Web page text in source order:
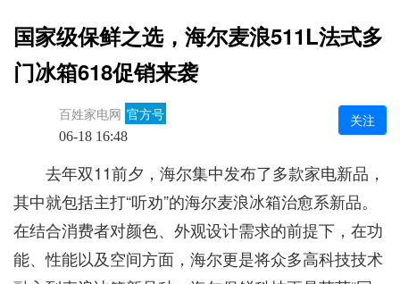
国家级保鲜之选，海尔麦浪511L法式多
门冰箱618促销来袭
百姓家电网 官方号
06-18 16:48
关注
去年双11前夕，海尔集中发布了多款家电新品，
其中就包括主打“听劝”的海尔麦浪冰箱治愈系新品。
在结合消费者对颜色、外观设计需求的前提下，在功
能、性能以及空间方面，海尔更是将众多高科技技术